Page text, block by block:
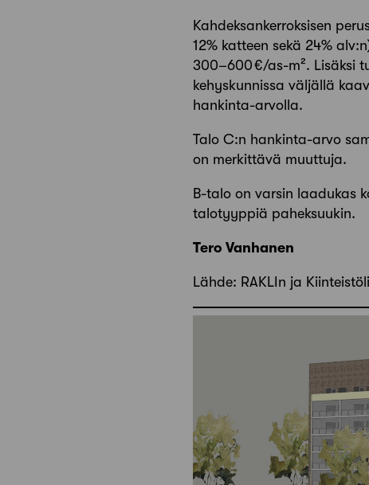
Kahdeksankerroksisen
12% katteen sekä 24%
300–600 €/as-m². Lisäksi
kehyskunnissa väljällä
hankinta-arvolla.
Talo C:n hankinta-arvo
on merkittävä muuttuja.
B-talo on varsin laadukas
talo­tyyppiä paheksuukin.
Tero Vanhanen
Lähde: RAKLIn ja